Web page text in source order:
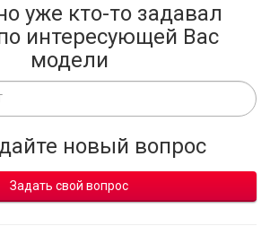
уже кто-то задавал
интересующей Вас
модели
новый вопрос
Задать свой вопрос